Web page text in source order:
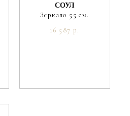
СОУЛ
Зеркало 55 см.
16 587 р.